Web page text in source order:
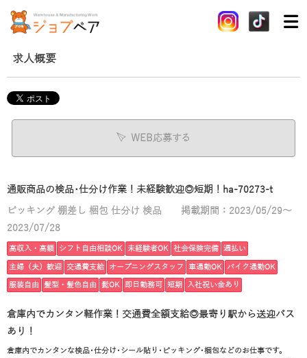
求人概要
WEB応募する
通販商品の検品･仕分け作業！未経験歓迎◎短期！ha-70273-t
ピッキング 棚差し 梱包 仕分け 検品
掲載期間：2023/05/29～
2023/07/28
高収入・高額 シフト自由相談OK 未経験者OK 社会保険完備 週払い
主婦（夫）歓迎 交通費支給 オープニングスタッフ 車通勤OK バイク通勤OK
服装自由 髪型・髪色自由 髭OK 即日勤務可 短期 入社祝い金あり
倉庫内でカンタン軽作業！交通費全額支給◎最寄り駅から送迎バス
あり！
倉庫内でカンタンな検品･仕分け･シール貼り･ピッキング･梱包などのお仕事です。